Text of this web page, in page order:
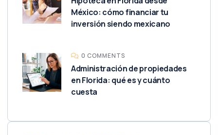
México: cómo financiar tu
inversión siendo mexicano
0 COMMENTS
Administración de propiedades
en Florida: qué es y cuánto
cuesta